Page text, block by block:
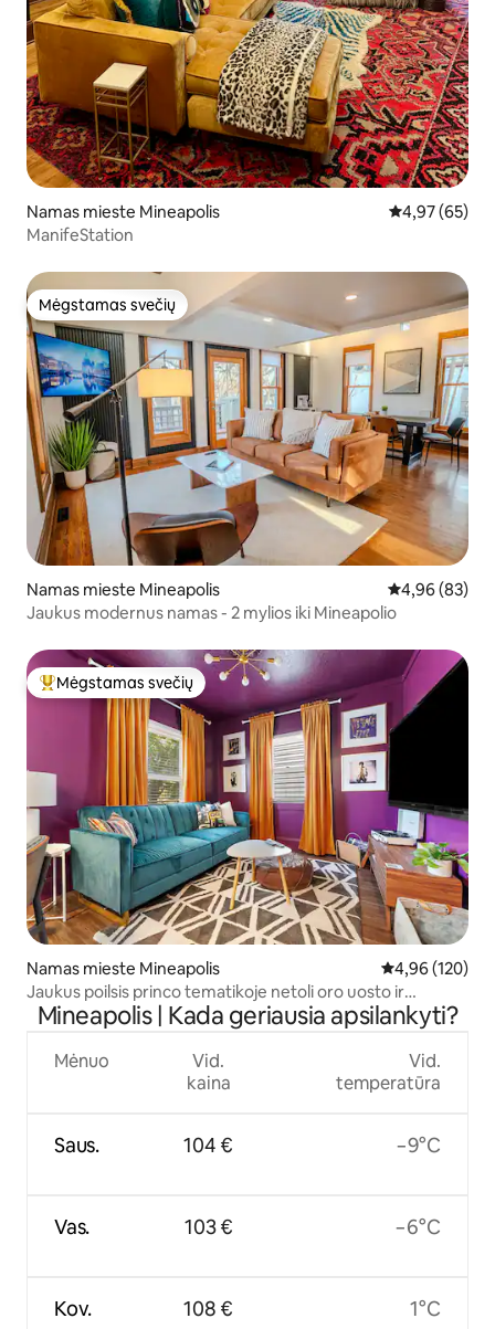
Namas mieste Mineapolis Vidutinis
4,97 (65)
ManifeStation
Mėgstamas svečių
Mėgstamas svečių
Namas mieste Mineapolis Vidutinis
4,96 (83)
Jaukus modernus namas - 2 mylios iki Mineapolio
Svečių mėgstamiausias
Mėgstamas svečių
Namas mieste Mineapolis Vidutinis
4,96 (120)
Jaukus poilsis princo tematikoje netoli oro uosto ir
prekybos centro
Mineapolis | Kada geriausia apsilankyti?
Mėnuo
Saus.
Vas.
Kov.
Vid.
kaina
104 €
103 €
108 €
Vid.
temperatūra
−9°C
−6°C
1°C